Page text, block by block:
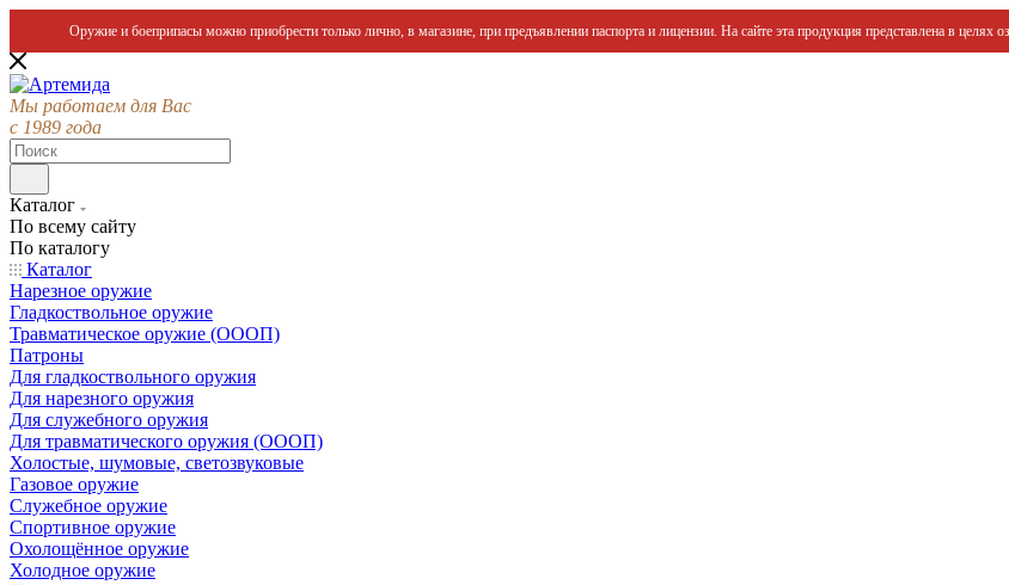
Оружие и боеприпасы можно приобрести только лично, в магазине, при предъявлении паспорта и лицензии. На сайте эта продукция представлена в целях
Мы работаем для Вас
с 1989 года
Каталог
По всему сайту
По каталогу
Каталог
Нарезное оружие
Гладкоствольное оружие
Травматическое оружие (ОООП)
Патроны
Для гладкоствольного оружия
Для нарезного оружия
Для служебного оружия
Для травматического оружия (ОООП)
Холостые, шумовые, светозвуковые
Газовое оружие
Служебное оружие
Спортивное оружие
Охолощённое оружие
Холодное оружие